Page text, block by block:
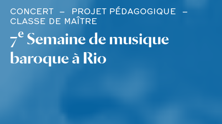
CONCERT
PROJET PÉDAGOGIQUE
CLASSE DE MAÎTRE
7e Semaine de musique
baroque à Rio